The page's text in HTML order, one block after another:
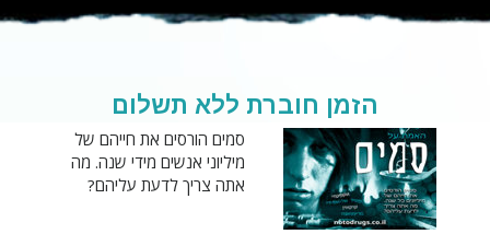
הזמן חוברת ללא תשלום
סמים הורסים את חייהם של
מיליוני אנשים מידי שנה. מה
אתה צריך לדעת עליהם?